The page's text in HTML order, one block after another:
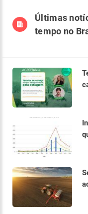
Últimas
tempo no